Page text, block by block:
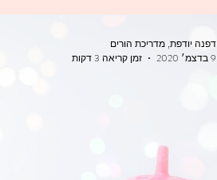
דפנה יודפת, מדריכת הורים
9 בדצמ׳ 2020
זמן קריאה 3 דקות